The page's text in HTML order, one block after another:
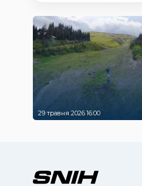
29 травня 2026 16:00